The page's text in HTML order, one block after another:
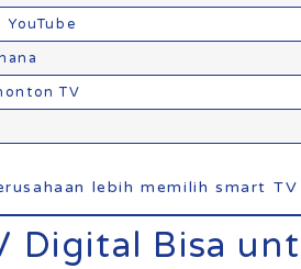
TV
lebih memilih smart
Digital Bisa